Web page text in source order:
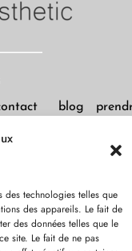
des technologies telles que
des appareils. Le fait de
des données telles que le
site. Le fait de ne pas
blog